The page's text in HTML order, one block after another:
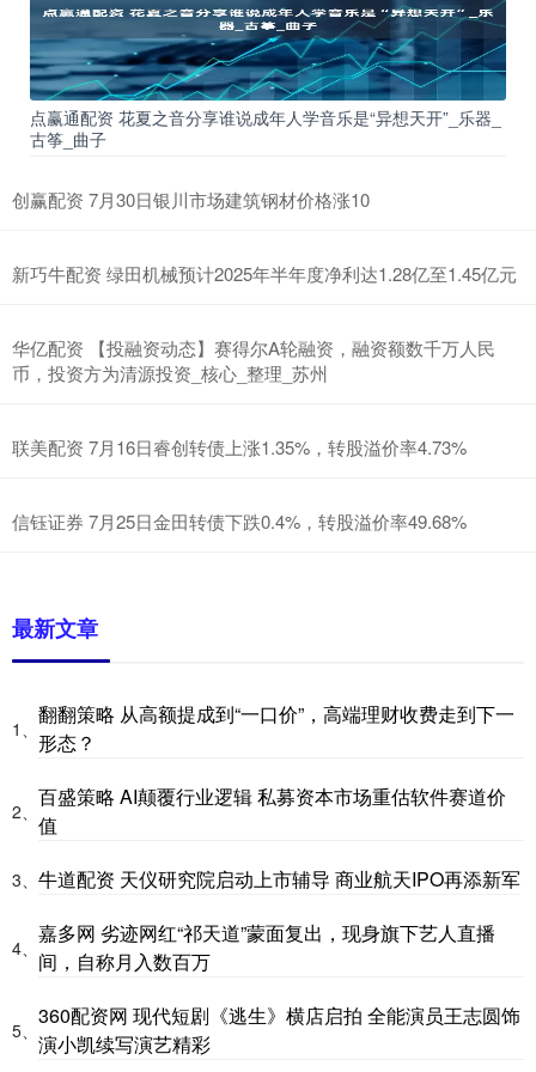
点赢通配资 花夏之音分享谁说成年人学音乐是“异想天开”_乐器_
古筝_曲子
创赢配资 7月30日银川市场建筑钢材价格涨10
新巧牛配资 绿田机械预计2025年半年度净利达1.28亿至1.45亿元
华亿配资 【投融资动态】赛得尔A轮融资，融资额数千万人民
币，投资方为清源投资_核心_整理_苏州
联美配资 7月16日睿创转债上涨1.35%，转股溢价率4.73%
信钰证券 7月25日金田转债下跌0.4%，转股溢价率49.68%
最新文章
1、
翻翻策略 从高额提成到“一口价”，高端理财收费走到下一
形态？
2、
百盛策略 AI颠覆行业逻辑 私募资本市场重估软件赛道价
值
3、 牛道配资 天仪研究院启动上市辅导 商业航天IPO再添新军
4、
嘉多网 劣迹网红“祁天道”蒙面复出，现身旗下艺人直播
间，自称月入数百万
5、
360配资网 现代短剧《逃生》横店启拍 全能演员王志圆饰
演小凯续写演艺精彩